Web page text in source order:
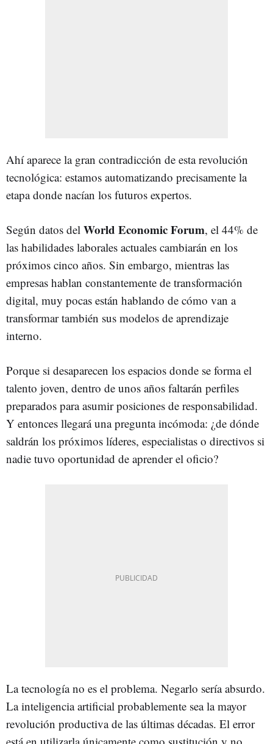
Ahí aparece la gran contradicción de esta revolución
tecnológica: estamos automatizando precisamente la
etapa donde nacían los futuros expertos.
Según datos del World Economic Forum, el 44% de
las habilidades laborales actuales cambiarán en los
próximos cinco años. Sin embargo, mientras las
empresas hablan constantemente de transformación
digital, muy pocas están hablando de cómo van a
transformar también sus modelos de aprendizaje
interno.
Porque si desaparecen los espacios donde se forma el
talento joven, dentro de unos años faltarán perfiles
preparados para asumir posiciones de responsabilidad.
Y entonces llegará una pregunta incómoda: ¿de dónde
saldrán los próximos líderes, especialistas o directivos si
nadie tuvo oportunidad de aprender el oficio?
La tecnología no es el problema. Negarlo sería absurdo.
La inteligencia artificial probablemente sea la mayor
revolución productiva de las últimas décadas. El error